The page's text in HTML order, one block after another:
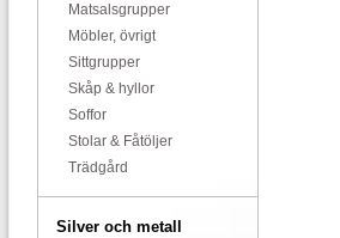
Matsalsgrupper
Möbler, övrigt
Sittgrupper
Skåp & hyllor
Soffor
Stolar & Fåtöljer
Trädgård
Silver och metall